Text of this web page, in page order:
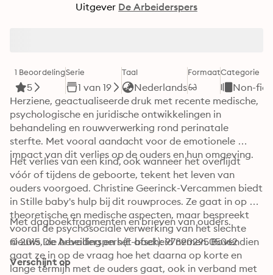
Uitgever De Arbeiderspers
1 Beoordeling
5
Serie
1 van 19
Taal
Nederlands
FormaatCategorie
Non-
Herziene, geactualiseerde druk met recente medische,
psychologische en juridische ontwikkelingen in
behandeling en rouwverwerking rond perinatale
sterfte. Met vooral aandacht voor de emotionele
Het verlies van een kind, ook wanneer het overlijdt
vóór of tijdens de geboorte, tekent het leven van
ouders voorgoed. Christine Geerinck-Vercammen biedt
in Stille baby's hulp bij dit rouwproces. Ze gaat in op de
theoretische en medische aspecten, maar bespreekt
vooral de psychosociale verwerking van het slechte
nieuws, de bevalling en het afscheid nemen. Bovendien
gaat ze in op de vraag hoe het daarna op korte en
lange termijn met de ouders gaat, ook in verband met
Met dagboekfragmenten en brieven van ouders.
© 2015 De Arbeiderspers (E-boek): 9789029505062
Verschijnt op